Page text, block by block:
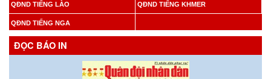
QĐND TIẾNG LÀO QĐND TIẾNG KHMER
QĐND TIẾNG NGA
ĐỌC BÁO IN